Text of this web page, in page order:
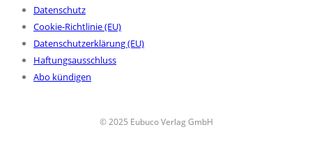
Datenschutz
Cookie-Richtlinie (EU)
Datenschutzerklärung (EU)
Haftungsausschluss
Abo kündigen
© 2025 Eubuco Verlag GmbH